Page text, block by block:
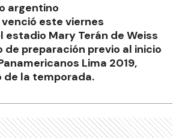
argentino
este viernes
estadio Mary Terán de Weiss
de preparación previo al inicio
Lima 2019,
de la temporada.